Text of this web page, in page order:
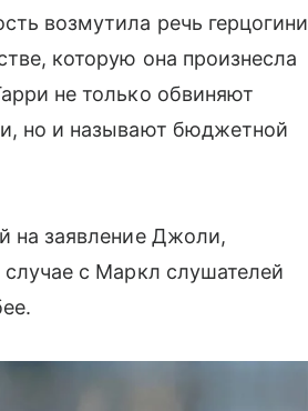
возмутила речь герцогини
которую она произнесла
не только обвиняют
но и называют бюджетной
на заявление Джоли,
с Маркл слушателей